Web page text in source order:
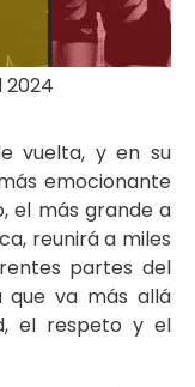
2024
vuelta, y en su
emocionante
el más grande a
reunirá a miles
partes del
que va más allá
el respeto y el